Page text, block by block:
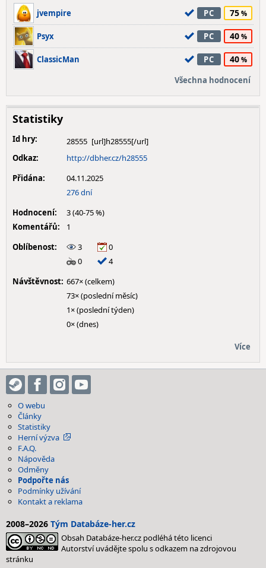
jvempire PC 75
Psyx PC 40
ClassicMan PC 40
Všechna hodnocení
Statistiky
Id hry:
28555
Odkaz:
http://dbher.cz/h28555
Přidána:
04.11.2025
276 dní
Hodnocení:
3 (40-75 %)
Komentářů:
1
Oblíbenost:
3
0
0
4
Návštěvnost: 667× (celkem)
73× (poslední měsíc)
1× (poslední týden)
0× (dnes)
Více
O webu
Články
Statistiky
Herní výzva
F.A.Q.
Nápověda
Odměny
Podpořte nás
Podmínky užívání
Kontakt a reklama
2008–2026 Tým Databáze-her.cz
Obsah Databáze-her.cz podléhá této licenci
Autorství uvádějte spolu s odkazem na zdrojovou
stránku